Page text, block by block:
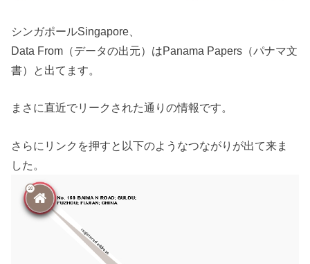
シンガポールSingapore、
Data From（データの出元）はPanama Papers（パナマ文
書）と出てます。
まさに直近でリークされた通りの情報です。
さらにリンクを押すと以下のようなつながりが出て来ま
した。